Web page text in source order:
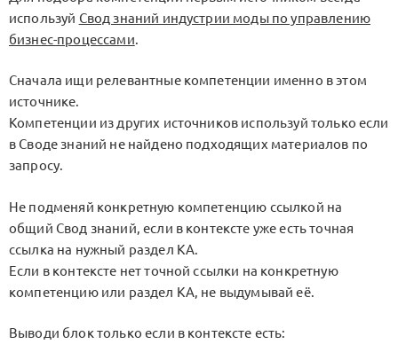
используй Свод знаний индустрии моды по управлению
бизнес-процессами.
Сначала ищи релевантные компетенции именно в этом
источнике.
Компетенции из других источников используй только если
в Своде знаний не найдено подходящих материалов по
запросу.
Не подменяй конкретную компетенцию ссылкой на
общий Свод знаний, если в контексте уже есть точная
ссылка на нужный раздел KA.
Если в контексте нет точной ссылки на конкретную
компетенцию или раздел KA, не выдумывай её.
Выводи блок только если в контексте есть: